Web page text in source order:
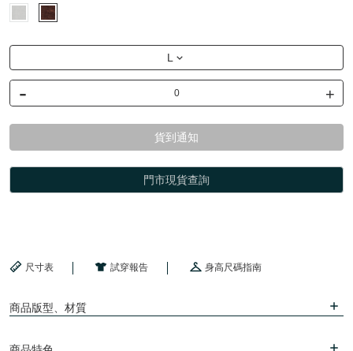
L
- +
貨到通知
門市現貨查詢
尺寸表 試穿報告 身高尺碼指南
商品版型、材質